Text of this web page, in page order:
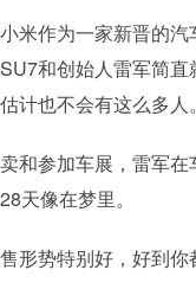
米作为一家新晋的
和创始人雷军简
计也不会有这么多人。
和参加车展，雷军
天像在梦里。
形势特别好，好到你